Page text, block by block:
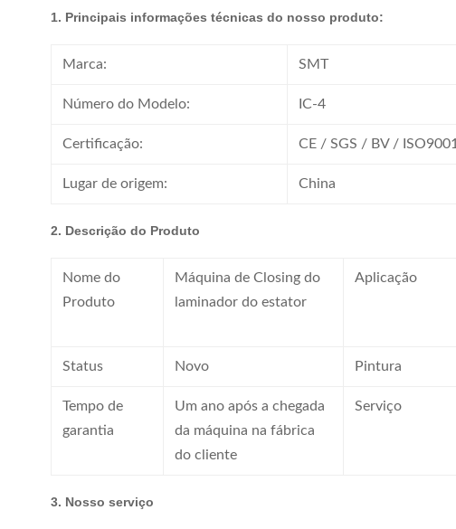
1. Principais informações técnicas do nosso produto:
Marca: SMT
Número do Modelo: IC-4
Certificação: CE / SGS / BV / ISO9001
Lugar de origem: China
2. Descrição do Produto
Nome do
Produto
Máquina de Closing do
laminador do estator
Aplicação
Status Novo Pintura
Tempo de
garantia
Um ano após a chegada
da máquina na fábrica
do cliente
Serviço
3. Nosso serviço